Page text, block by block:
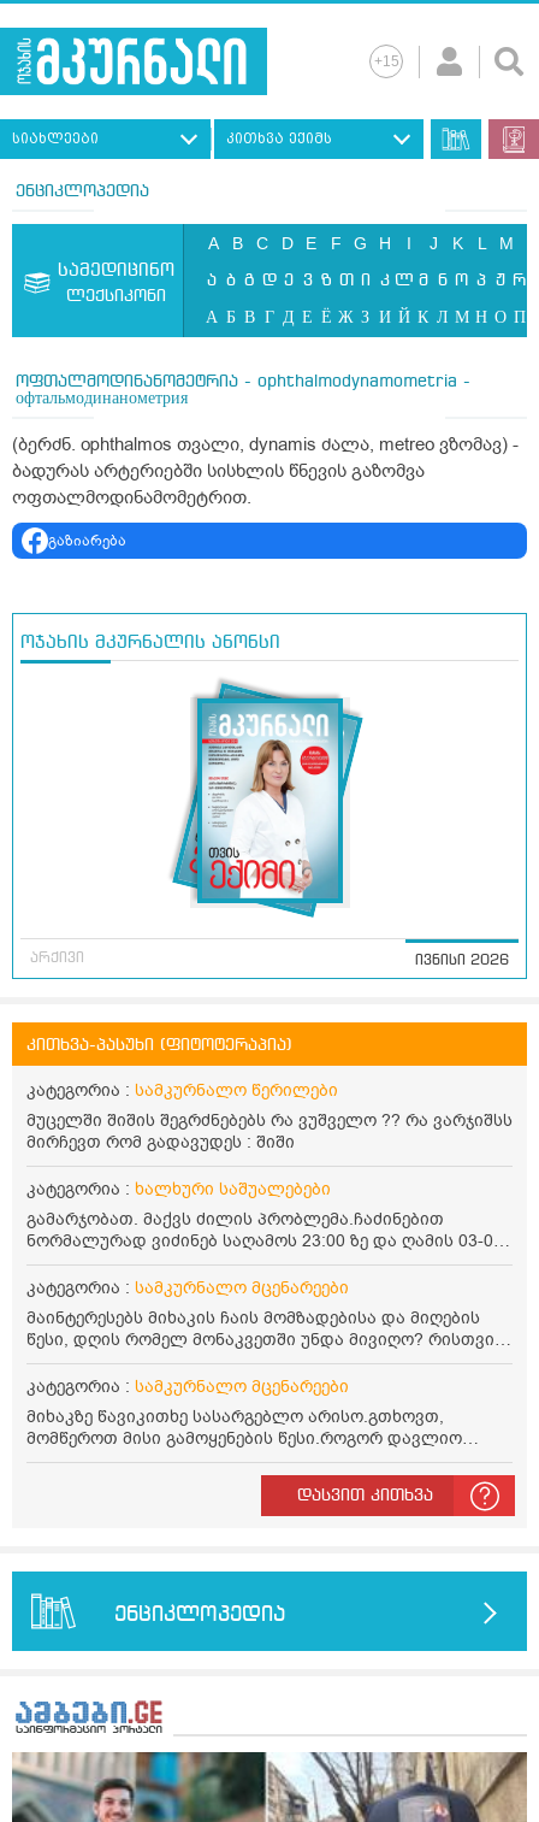
სიახლეები კითხვა ექიმს
ენციკლოპედია
სამედიცინო
ლექსიკონი
A B C D E F G H I J K L M
ა ბ გ დ ე ვ ზ თ ი კ ლ მ ნ ო პ ჟ რ
А Б В Г Д Е Ё Ж З И Й К Л М Н О П
ოფთალმოდინანომეტრია - ophthalmodynamometria -
офтальмодинанометрия
(ბერძნ. ophthalmos თვალი, dynamis ძალა, metreo ვზომავ) -
ბადურას არტერიებში სისხლის წნევის გაზომვა
ოფთალმოდინამომეტრით.
გაზიარება
ოჯახის მკურნალის ანონსი
არქივი ივნისი 2026
კითხვა-პასუხი (ფიტოტერაპია)
კატეგორია : სამკურნალო წერილები
მუცელში შიშის შეგრძნებებს რა ვუშველო ?? რა ვარჯიშსს
მირჩევთ რომ გადავუდეს : შიში
კატეგორია : ხალხური საშუალებები
გამარჯობათ. მაქვს ძილის პრობლემა.ჩაძინებით
ნორმალურად ვიძინებ საღამოს 23:00 ზე და ღამის 03-00
ან 04:00 საათზე მეღვიძება და მერე ვერ ვიძინებ
ვერაფრით.რამე ხალხური საშუალება თუ არის ამ
პრობლემის მოსაგვარებლად
კატეგორია : სამკურნალო მცენარეები
მაინტერესებს მიხაკის ჩაის მომზადებისა და მიღების
წესი, დღის რომელ მონაკვეთში უნდა მივიღო? რისთვის
არის სასარგებლო და უკუჩვენება თუ აქვს
კატეგორია : სამკურნალო მცენარეები
მიხაკზე წავიკითხე სასარგებლო არისო.გთხოვთ,
მომწეროთ მისი გამოყენების წესი.როგორ დავლიო
მიხაკის ჩაი. ასევე მაინტერესებს ლეიკოციტები მაქვს
ოდნავ დაბალი და წავიკითხე ლეიკოციტების დონეს
დასვით კითხვა
ენციკლოპედია